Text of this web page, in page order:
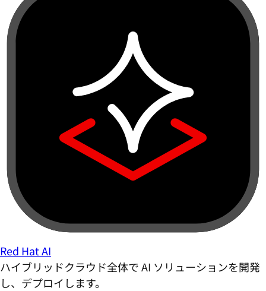
Red Hat AI
ハイブリッドクラウド全体で AI ソリューションを開発
し、デプロイします。